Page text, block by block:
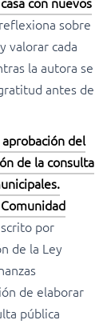
sobre
valorar cada
la autora se
antes de
aprobación del
de la consulta
por
de la Ley
de elaborar
pública